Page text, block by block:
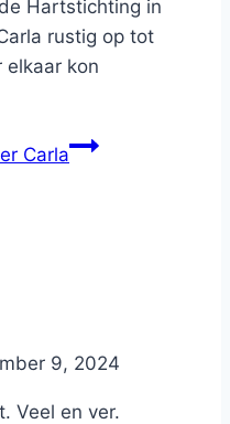
Hartstichting in
rustig op tot
elkaar kon
Carla
9, 2024
Veel en ver.